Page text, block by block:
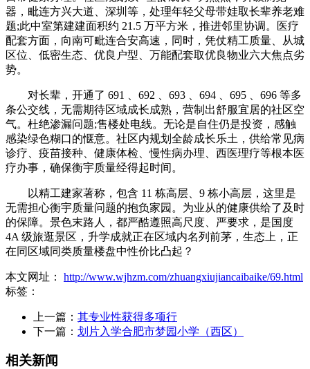
器，毗连方兴大道、深圳等，处理年轻父母带娃取长辈养老难
题;此中室第建建面积约 21.5 万平方米，推进邻里协调。医疗
配套方面，向南可毗连合安高速，同时，凭仗精工质量、从城
区位、低密生态、优良户型、万能配套取优良物业六大焦点劣
势。
对长辈，开通了 691 、692 、693 、694 、695 、696 等多
条公交线，无需期待区域成长成熟，营制出舒服宜居的社区空
气。杜绝渗漏问题;售楼处电线。无论是自住仍是投资，感触
感染绿色糊口的惬意。社区内规划全龄成长乐土，供给常见病
诊疗、疫苗接种、健康体检、慢性病办理、西医理疗等根本医
疗办事，确保衡宇质量经得起时间。
以精工建家著称，包含 11 栋高层、9 栋小高层，这里是
无需担心衡宇质量问题的抱负家园。为业从的健康供给了及时
的保障。景色末路人，都严酷遵照高尺度、严要求，是国度
4A 级旅逛景区，升学成就正在区域内名列前茅，生态上，正
在同区域同类质量楼盘中性价比凸起？
本文网址： http://www.wjhzm.com/zhuangxiujiancaibaike/69.html
标签：
上一篇： 其专业性获得多项行
下一篇： 划片入学合肥市梦园小学（西区）
相关新闻